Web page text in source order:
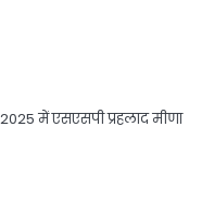
में एसएसपी प्रहलाद मीणा